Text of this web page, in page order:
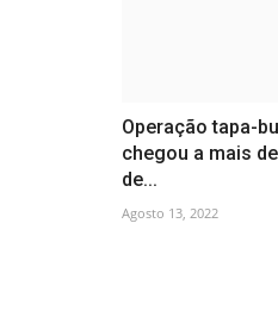
Operação tapa-
chegou a mais
de...
Agosto 13, 2022